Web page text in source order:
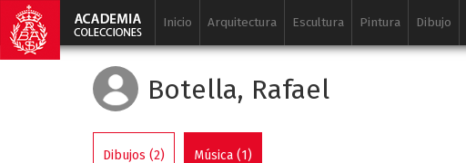
Inicio Arquitectura Escultura Pintura Dibujo
Botella, Rafael
Dibujos (2) Música (1)